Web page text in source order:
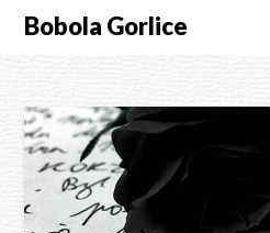
SkipBobola Gorlice